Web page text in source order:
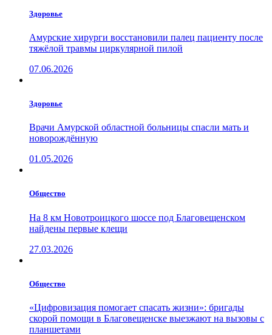
Здоровье
Амурские хирурги восстановили палец пациенту после
тяжёлой травмы циркулярной пилой
07.06.2026
Здоровье
Врачи Амурской областной больницы спасли мать и
новорождённую
01.05.2026
Общество
На 8 км Новотроицкого шоссе под Благовещенском
найдены первые клещи
27.03.2026
Общество
«Цифровизация помогает спасать жизни»: бригады
скорой помощи в Благовещенске выезжают на вызовы с
планшетами